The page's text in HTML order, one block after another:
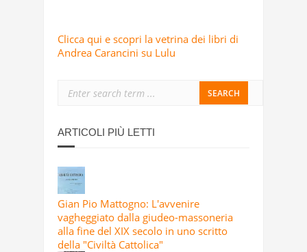
Clicca qui e scopri la vetrina dei libri di
Andrea Carancini su Lulu
ARTICOLI PIÙ LETTI
Gian Pio Mattogno: L'avvenire
vagheggiato dalla giudeo-massoneria
alla fine del XIX secolo in uno scritto
della "Civiltà Cattolica"